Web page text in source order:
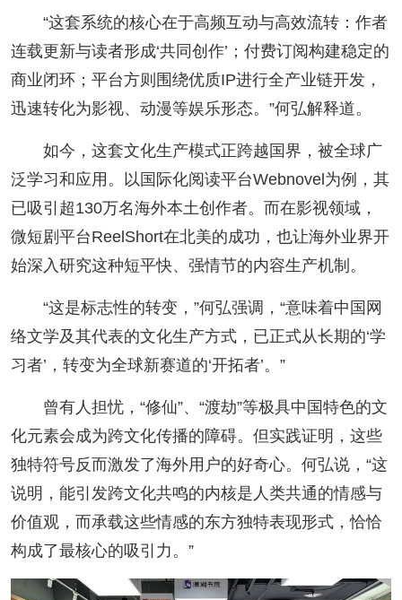
“这套系统的核心在于高频互动与高效流转：作者
连载更新与读者形成‘共同创作’；付费订阅构建稳定的
商业闭环；平台方则围绕优质IP进行全产业链开发，
迅速转化为影视、动漫等娱乐形态。”何弘解释道。
如今，这套文化生产模式正跨越国界，被全球广
泛学习和应用。以国际化阅读平台Webnovel为例，其
已吸引超130万名海外本土创作者。而在影视领域，
微短剧平台ReelShort在北美的成功，也让海外业界开
始深入研究这种短平快、强情节的内容生产机制。
“这是标志性的转变，”何弘强调，“意味着中国网
络文学及其代表的文化生产方式，已正式从长期的‘学
习者’，转变为全球新赛道的‘开拓者’。”
曾有人担忧，“修仙”、“渡劫”等极具中国特色的文
化元素会成为跨文化传播的障碍。但实践证明，这些
独特符号反而激发了海外用户的好奇心。何弘说，“这
说明，能引发跨文化共鸣的内核是人类共通的情感与
价值观，而承载这些情感的东方独特表现形式，恰恰
构成了最核心的吸引力。”